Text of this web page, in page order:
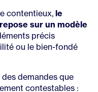
contentieux, le
sur un modèle
précis
ou le bien-fondé
demandes que
contestables :